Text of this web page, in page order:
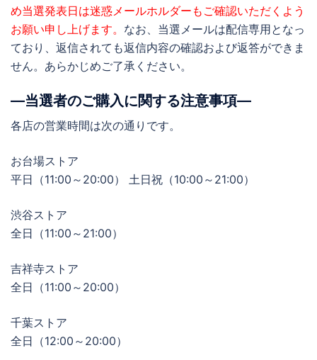
め当選発表日は迷惑メールホルダーもご確認いただくよう
お願い申し上げます。 なお、当選メールは配信専用となっ
ており、返信されても返信内容の確認および返答ができま
せん。あらかじめご了承ください。
―当選者のご購入に関する注意事項―
各店の営業時間は次の通りです。
お台場ストア
平日（11:00～20:00） 土日祝（10:00～21:00）
渋谷ストア
全日（11:00～21:00）
吉祥寺ストア
全日（11:00～20:00）
千葉ストア
全日（12:00～20:00）